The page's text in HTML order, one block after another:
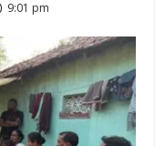
9:01 pm